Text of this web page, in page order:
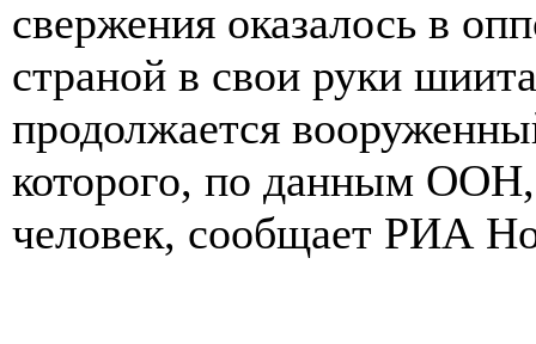
свержения оказалось в
страной в свои руки
продолжается
которого, по данным
человек, сообщает РИА